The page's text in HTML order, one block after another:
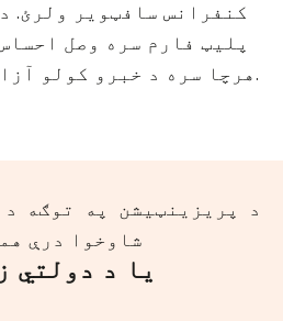
کنفرانس سافټویر ولرئ.
پلیټ فارم سره وصل
هرچا سره د خبرو کولو آزادي درکوي ، هرچیرې.
... یا د